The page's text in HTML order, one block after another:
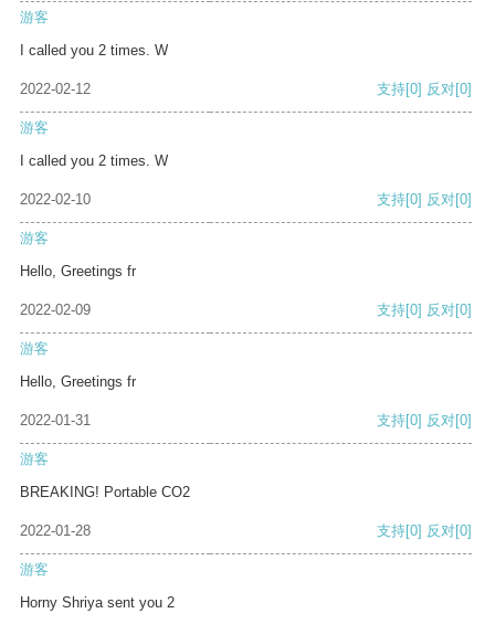
游客
I called you 2 times. W
2022-02-12 支持[0] 反对[0]
游客
I called you 2 times. W
2022-02-10 支持[0] 反对[0]
游客
Hello, Greetings fr
2022-02-09 支持[0] 反对[0]
游客
Hello, Greetings fr
2022-01-31 支持[0] 反对[0]
游客
BREAKING! Portable CO2
2022-01-28 支持[0] 反对[0]
游客
Horny Shriya sent you 2